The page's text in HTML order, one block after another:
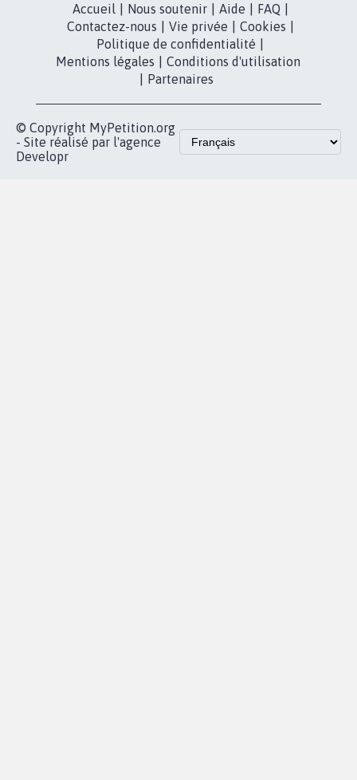
Accueil Nous soutenir Aide FAQ
Contactez-nous
Vie privée Cookies
Politique de confidentialité
Mentions légales
Conditions d'utilisation
Partenaires
© Copyright MyPetition.org
- Site réalisé par l'agence
Developr